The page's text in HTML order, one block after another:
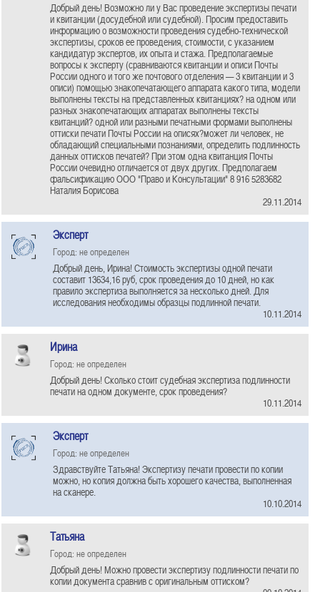
Добрый день! Возможно ли у Вас проведение экспертизы печати
и квитанции (досудебной или судебной). Просим предоставить
информацию о возможности проведения судебно-технической
экспертизы, сроков ее проведения, стоимости, с указанием
кандидатур экспертов, их опыта и стажа. Предполагаемые
вопросы к эксперту (сравниваются квитанции и описи Почты
России одного и того же почтового отделения — 3 квитанции и 3
описи) помощью знакопечатающего аппарата какого типа, модели
выполнены тексты на представленных квитанциях? на одном или
разных знакопечатающих аппаратах выполнены тексты
квитанций? одной или разными печатными формами выполнены
оттиски печати Почты России на описях?может ли человек, не
обладающий специальными познаниями, определить подлинность
данных оттисков печатей? При этом одна квитанция Почты
России очевидно отличается от двух других. Предполагаем
фальсификацию ООО "Право и Консультации" 8 916 5283682
Наталия Борисова
29.11.2014
Эксперт
Город: не определен
Добрый день, Ирина! Стоимость экспертизы одной печати
составит 13634,16 руб, срок проведения до 10 дней, но как
правило экспертиза выполняется за несколько дней. Для
исследования необходимы образцы подлинной печати.
10.11.2014
Ирина
Город: не определен
Добрый день! Сколько стоит судебная экспертиза подлинности
печати на одном документе, срок проведения?
10.11.2014
Эксперт
Город: не определен
Здравствуйте Татьяна! Экспертизу печати провести по копии
можно, но копия должна быть хорошего качества, выполненная
на сканере.
10.10.2014
Татьяна
Город: не определен
Добрый день! Можно провести экспертизу подлинности печати по
копии документа сравнив с оригинальным оттиском?